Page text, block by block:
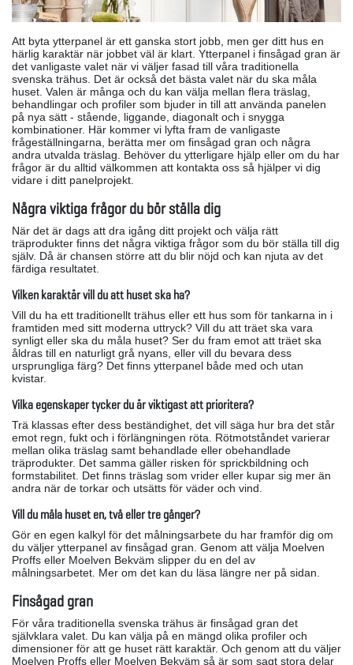
Att byta ytterpanel är ett ganska stort jobb, men ger ditt hus en
härlig karaktär när jobbet väl är klart. Ytterpanel i finsågad gran är
det vanligaste valet när vi väljer fasad till våra traditionella
svenska trähus. Det är också det bästa valet när du ska måla
huset. Valen är många och du kan välja mellan flera träslag,
behandlingar och profiler som bjuder in till att använda panelen
på nya sätt - stående, liggande, diagonalt och i snygga
kombinationer. Här kommer vi lyfta fram de vanligaste
frågeställningarna, berätta mer om finsågad gran och några
andra utvalda träslag. Behöver du ytterligare hjälp eller om du har
frågor är du alltid välkommen att kontakta oss så hjälper vi dig
vidare i ditt panelprojekt.
Några viktiga frågor du bör ställa dig
När det är dags att dra igång ditt projekt och välja rätt
träprodukter finns det några viktiga frågor som du bör ställa till dig
själv. Då är chansen större att du blir nöjd och kan njuta av det
färdiga resultatet.
Vilken karaktär vill du att huset ska ha?
Vill du ha ett traditionellt trähus eller ett hus som för tankarna in i
framtiden med sitt moderna uttryck? Vill du att träet ska vara
synligt eller ska du måla huset? Ser du fram emot att träet ska
åldras till en naturligt grå nyans, eller vill du bevara dess
ursprungliga färg? Det finns ytterpanel både med och utan
kvistar.
Vilka egenskaper tycker du är viktigast att prioritera?
Trä klassas efter dess beständighet, det vill säga hur bra det står
emot regn, fukt och i förlängningen röta. Rötmotståndet varierar
mellan olika träslag samt behandlade eller obehandlade
träprodukter. Det samma gäller risken för sprickbildning och
formstabilitet. Det finns träslag som vrider eller kupar sig mer än
andra när de torkar och utsätts för väder och vind.
Vill du måla huset en, två eller tre gånger?
Gör en egen kalkyl för det målningsarbete du har framför dig om
du väljer ytterpanel av finsågad gran. Genom att välja Moelven
Proffs eller Moelven Bekväm slipper du en del av
målningsarbetet. Mer om det kan du läsa längre ner på sidan.
Finsågad gran
För våra traditionella svenska trähus är finsågad gran det
självklara valet. Du kan välja på en mängd olika profiler och
dimensioner för att ge huset rätt karaktär. Och genom att du väljer
Moelven Proffs eller Moelven Bekväm så är som sagt stora delar